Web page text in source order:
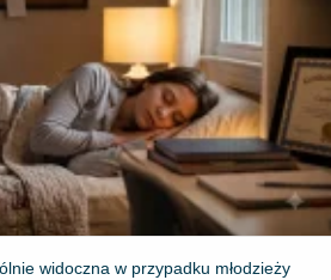
widoczna w przypadku młodzieży